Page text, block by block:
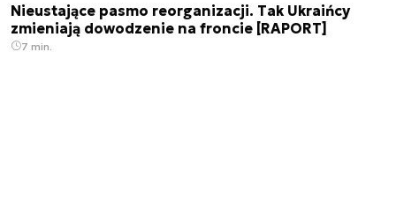
Nieustające pasmo reorganizacji. Tak Ukraińcy
zmieniają dowodzenie na froncie [RAPORT]
7 min.